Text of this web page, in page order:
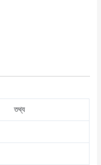
তথ্য